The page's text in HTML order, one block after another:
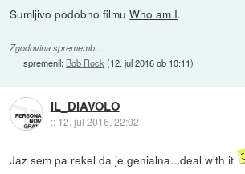
Sumljivo podobno filmuWho am I.
Zgodovina sprememb…
spremenil: Bob Rock (12. jul 2016 ob 10:11)
IL_DIAVOLO
:: 12. jul 2016, 22:02
Jaz sem pa rekel da je genialna...deal with it